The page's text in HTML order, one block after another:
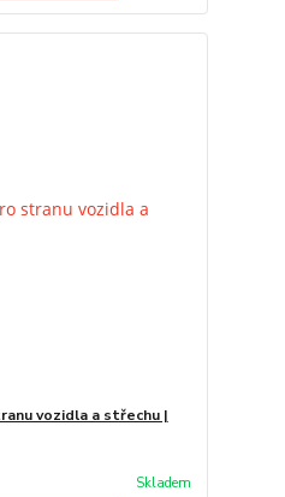
vozidla a střechu |
Skladem